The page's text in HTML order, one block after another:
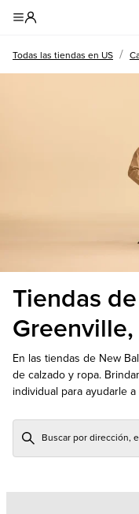
Todas las tiendas en US /
Tiendas
Greenville,
En las tiendas de New
de calzado y ropa.
individual para ayudarle